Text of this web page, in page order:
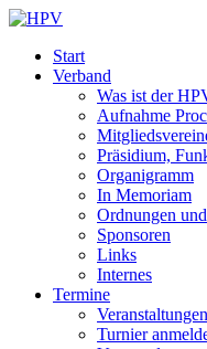
Start
Verband
Was ist der
Aufnahme
Präsidium,
Organigramm
In Memoriam
Ordnungen
Sponsoren
Links
Internes
Termine
Veranstaltungen
Turnier